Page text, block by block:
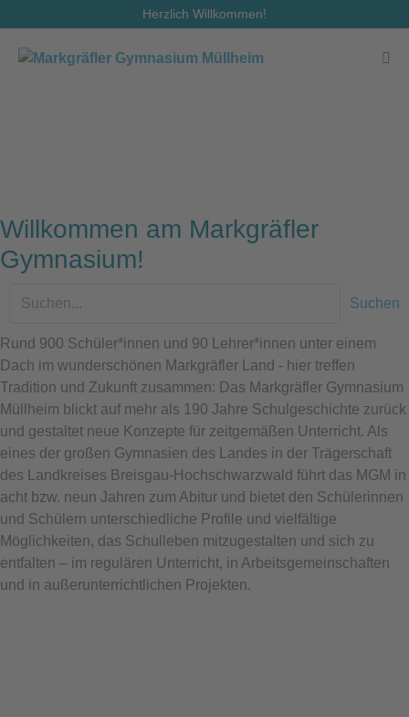
Inhalt
springen
Herzlich Willkommen!
Willkommen am Markgräfler
Gymnasium!
Suchen
Rund 900 Schüler*innen und 90 Lehrer*innen unter einem
Dach im wunderschönen Markgräfler Land - hier treffen
Tradition und Zukunft zusammen: Das Markgräfler Gymnasium
Müllheim blickt auf mehr als 190 Jahre Schulgeschichte zurück
und gestaltet neue Konzepte für zeitgemäßen Unterricht. Als
eines der großen Gymnasien des Landes in der Trägerschaft
des Landkreises Breisgau-Hochschwarzwald führt das MGM in
acht bzw. neun Jahren zum Abitur und bietet den Schülerinnen
und Schülern unterschiedliche Profile und vielfältige
Möglichkeiten, das Schulleben mitzugestalten und sich zu
entfalten – im regulären Unterricht, in Arbeitsgemeinschaften
und in außerunterrichtlichen Projekten.